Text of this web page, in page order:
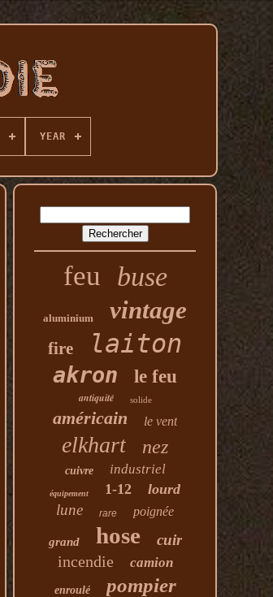
YEAR
feu buse
aluminium vintage
fire laiton
akron le feu
antiquité solide
américain le vent
elkhart nez
cuivre industriel
équipement 1-12 lourd
lune rare poignée
grand hose cuir
incendie camion
enroulé pompier